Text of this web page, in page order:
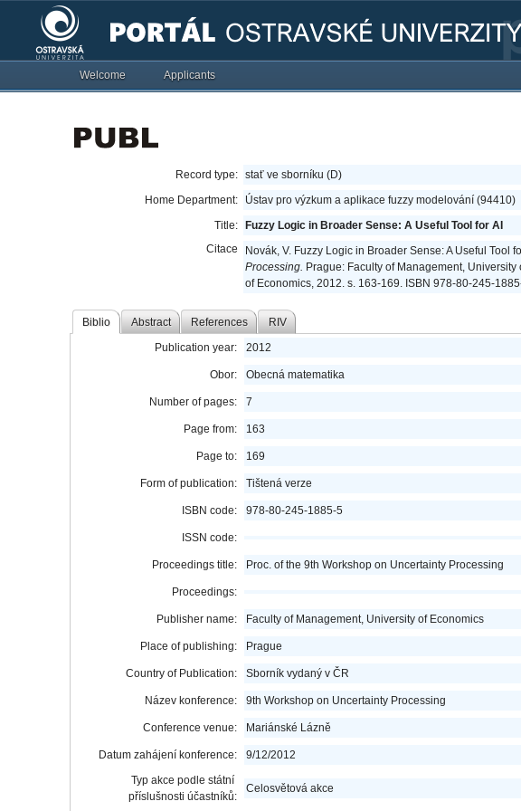
Welcome Applicants
Record type: stať ve sborníku (D)
Home Department:
Ústav pro výzkum a aplikace fuzzy modelování (94410)
Title:
Fuzzy Logic in Broader Sense: A Useful Tool for AI
Citace
Novák, V. Fuzzy Logic in Broader Sense: A Useful Tool
Processing. Prague: Faculty of Management,
of Economics, 2012. s. 163-169. ISBN 978-80-245-
Biblio Abstract References RIV
Publication year: 2012
Obor: Obecná matematika
Number of pages: 7
Page from: 163
Page to: 169
Form of publication: Tištená verze
ISBN code: 978-80-245-1885-5
ISSN code:
Proceedings title: Proc. of the 9th Workshop on Uncertainty Processing
Proceedings:
Publisher name: Faculty of Management, University of Economics
Place of publishing: Prague
Country of Publication: Sborník vydaný v ČR
Název konference: 9th Workshop on Uncertainty Processing
Conference venue: Mariánské Lázně
Datum zahájení konference:
9/12/2012
Typ akce podle státní
příslušnosti účastníků:
Celosvětová akce